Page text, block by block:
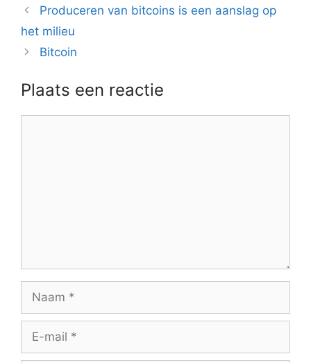
Berichtnavigatie
Produceren van bitcoins is een aanslag op
het milieu
Bitcoin
Plaats een reactie
mail